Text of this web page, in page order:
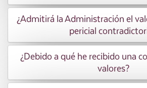
¿Admitirá la Administración el
pericial
¿Debido a qué he recibido una
valores?